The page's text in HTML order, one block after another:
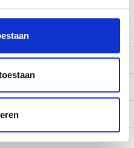
social media te bieden
Ook delen we
en analyse. Deze
combineren met andere
of die ze hebben
van hun services.